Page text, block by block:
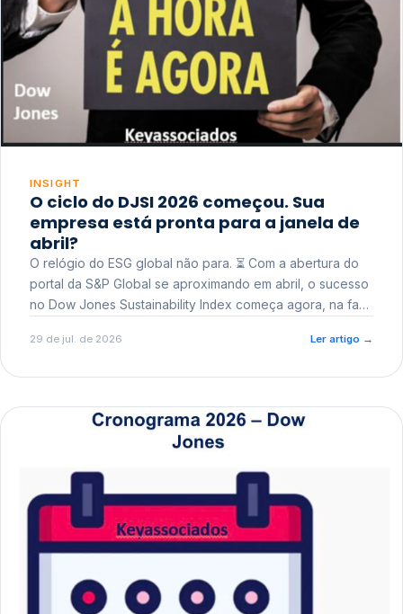
INSIGHT
O ciclo do DJSI 2026 começou. Sua
empresa está pronta para a janela de
abril?
O relógio do ESG global não para. ⏳ Com a abertura do
portal da S&P Global se aproximando em abril, o sucesso
no Dow Jones Sustainability Index começa agora, na fase
29 de jul. de 2026 Ler artigo →